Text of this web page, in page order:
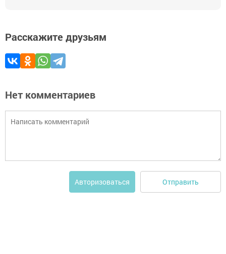
Расскажите друзьям
Нет комментариев
Авторизоваться Отправить